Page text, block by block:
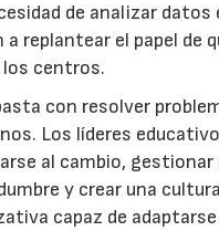
de analizar
a replantear el papel de
los centros.
con resolver
Los líderes
al cambio, gestionar
y crear una
capaz de